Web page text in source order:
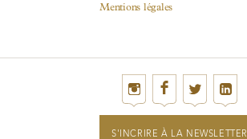
Mentions légales
S'INCRIRE À LA NEWSLETTER